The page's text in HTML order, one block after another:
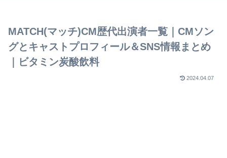
MATCH(マッチ)CM歴代出演者一覧｜CMソン
グとキャストプロフィール＆SNS情報まとめ
｜ビタミン炭酸飲料
2024.04.07